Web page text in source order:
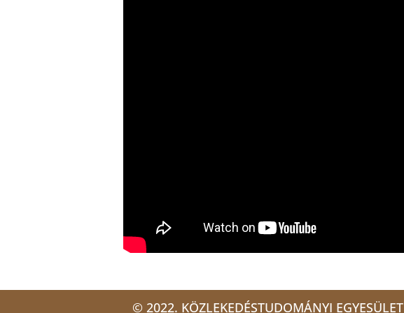
© 2022. KÖZLEKEDÉSTUDOMÁNYI EGYESÜLET